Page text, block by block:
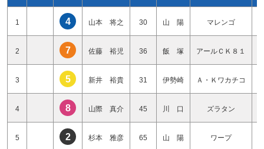
1 4 山本 将之 30 山 陽 マレンゴ
2 7 佐藤 裕児 36 飯 塚 アールＣＫ８１
3 5 新井 裕貴 31 伊勢崎 Ａ・Ｋワカチコ
4 8 山際 真介 45 川 口 ズラタン
5 2 杉本 雅彦 65 山 陽 ワープ